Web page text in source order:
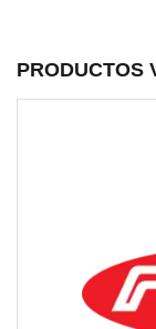
PRODUCTOS